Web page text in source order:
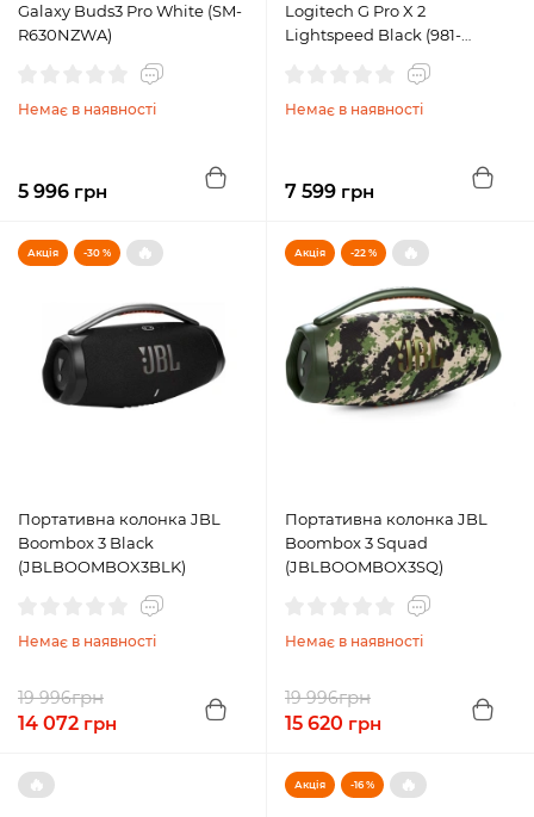
Galaxy Buds3 Pro White (SM-
R630NZWA)
Немає в наявності
5 996 грн
Logitech G Pro X 2
Lightspeed Black (981-
Немає в наявності
7 599 грн
Акція -30 % 🔥
Портативна колонка JBL
Boombox 3 Black
(JBLBOOMBOX3BLK)
Немає в наявності
19 996грн
14 072 грн
Акція -22 % 🔥
Портативна колонка JBL
Boombox 3 Squad
(JBLBOOMBOX3SQ)
Немає в наявності
19 996грн
15 620 грн
🔥 Акція -16 % 🔥